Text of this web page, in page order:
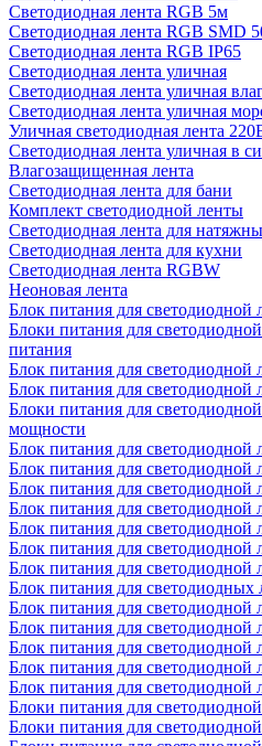
Светодиодная лента RGB 5м
Светодиодная лента RGB SMD
Светодиодная лента RGB IP65
Светодиодная лента уличная
Светодиодная лента уличная
Светодиодная лента уличная
Уличная светодиодная лента
Светодиодная лента уличная в
Влагозащищенная лента
Светодиодная лента для бани
Комплект светодиодной ленты
Светодиодная лента для
Светодиодная лента для кухни
Светодиодная лента RGBW
Неоновая лента
Блок питания для светодиодной
Блоки питания для
питания
Блок питания для светодиодной
Блок питания для светодиодной
Блоки питания для
мощности
Блок питания для светодиодной
Блок питания для светодиодной
Блок питания для светодиодной
Блок питания для светодиодной
Блок питания для светодиодной
Блок питания для светодиодной
Блок питания для светодиодной
Блок питания для светодиодных
Блок питания для светодиодной
Блок питания для светодиодной
Блок питания для светодиодной
Блок питания для светодиодной
Блок питания для светодиодной
Блоки питания для
Блоки питания для